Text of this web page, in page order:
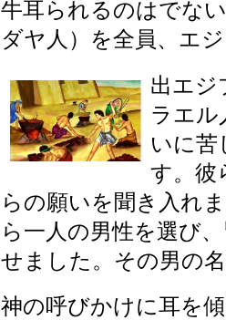
牛耳られるのはでな
ダヤ人）を全員、エ
出エジ
ラエル
いに苦
す。彼
らの願いを聞き入れ
ら一人の男性を選び
せました。その男の
神の呼びかけに耳を